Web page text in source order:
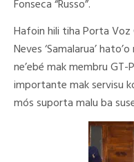
Fonseca “Russo”.
Hafoin hili tiha Porta Voz
Neves ‘Samalarua’
ne’ebé mak membru
importante mak servisu
mós suporta malu ba